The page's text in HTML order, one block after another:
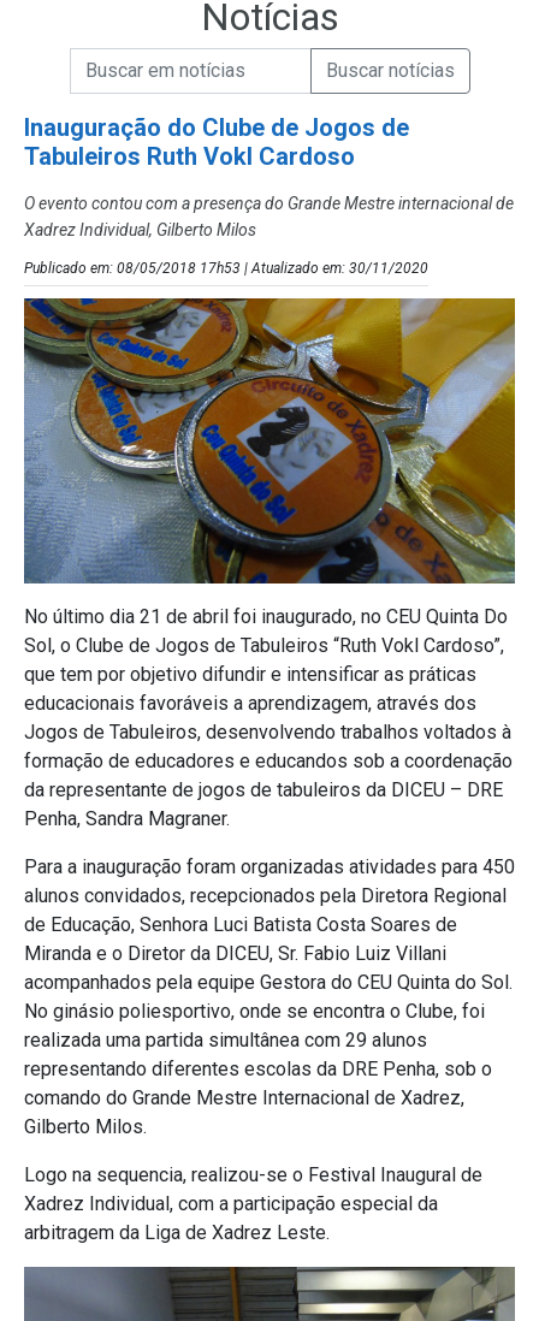
Notícias
Campo de Busca de Notícias
Campo de Busca de informaçõesEnviar a Busca de Notícias
Inauguração do Clube de Jogos de
Tabuleiros Ruth Vokl Cardoso
O evento contou com a presença do Grande Mestre internacional de
Xadrez Individual, Gilberto Milos
Publicado em: 08/05/2018 17h53 | Atualizado em: 30/11/2020
No último dia 21 de abril foi inaugurado, no CEU Quinta Do
Sol, o Clube de Jogos de Tabuleiros “Ruth Vokl Cardoso”,
que tem por objetivo difundir e intensificar as práticas
educacionais favoráveis a aprendizagem, através dos
Jogos de Tabuleiros, desenvolvendo trabalhos voltados à
formação de educadores e educandos sob a coordenação
da representante de jogos de tabuleiros da DICEU – DRE
Penha, Sandra Magraner.
Para a inauguração foram organizadas atividades para 450
alunos convidados, recepcionados pela Diretora Regional
de Educação, Senhora Luci Batista Costa Soares de
Miranda e o Diretor da DICEU, Sr. Fabio Luiz Villani
acompanhados pela equipe Gestora do CEU Quinta do Sol.
No ginásio poliesportivo, onde se encontra o Clube, foi
realizada uma partida simultânea com 29 alunos
representando diferentes escolas da DRE Penha, sob o
comando do Grande Mestre Internacional de Xadrez,
Gilberto Milos.
Logo na sequencia, realizou-se o Festival Inaugural de
Xadrez Individual, com a participação especial da
arbitragem da Liga de Xadrez Leste.